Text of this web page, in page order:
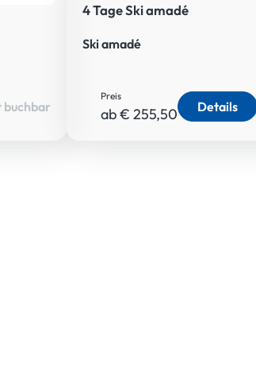
4 Tage Ski amadé
Ski amadé
Preis
ab € 255,50 Details